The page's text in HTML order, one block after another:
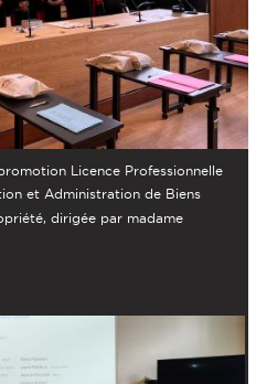
Licence Professionnelle
et Administration de Biens
dirigée par madame